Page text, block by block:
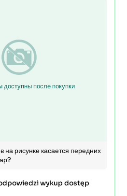
после покупки
на рисунке касается передних
wykup dostęp